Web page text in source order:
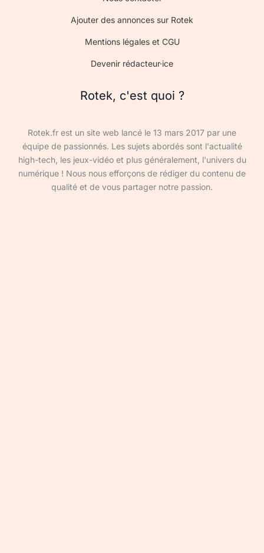
Ajouter des annonces sur Rotek
Mentions légales et CGU
Devenir rédacteur·ice
Rotek, c'est quoi ?
Rotek.fr est un site web lancé le 13 mars 2017 par une
équipe de passionnés. Les sujets abordés sont l'actualité
high-tech, les jeux-vidéo et plus généralement, l'univers du
numérique ! Nous nous efforçons de rédiger du contenu de
qualité et de vous partager notre passion.